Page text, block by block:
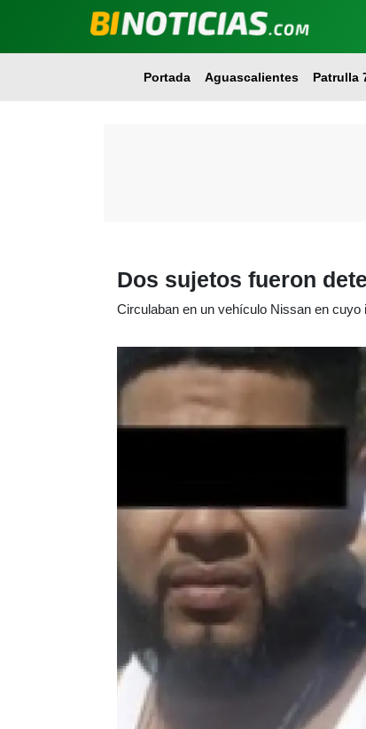
Portada Aguascalientes Patrulla
Dos sujetos fueron
Circulaban en un vehículo Nissan en